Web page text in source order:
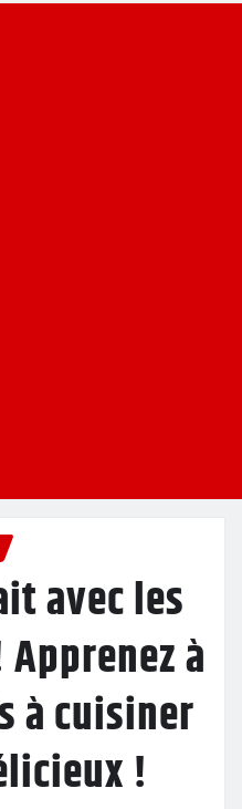
avec les
à
à cuisiner
!